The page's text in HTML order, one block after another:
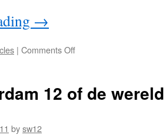
→
| Comments Off
12 of de
bysw12